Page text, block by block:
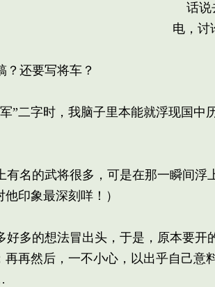
话说
电，讨
还要写将车？
”二字时，我脑子里本能就浮现国中
名的武将很多，可是在那一瞬间浮
印象最深刻咩！）
多的想法冒出头，于是，原本要开
再再然后，一不小心，以出乎自己